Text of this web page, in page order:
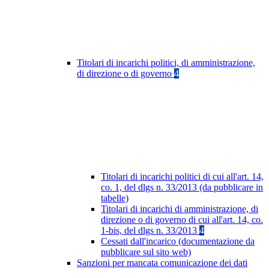
Titolari di incarichi politici, di amministrazione,
di direzione o di governo 4
Titolari di incarichi politici di cui all'art. 14,
co. 1, del dlgs n. 33/2013 (da pubblicare in
tabelle)
Titolari di incarichi di amministrazione, di
direzione o di governo di cui all'art. 14, co.
1-bis, del dlgs n. 33/2013 4
Cessati dall'incarico (documentazione da
pubblicare sul sito web)
Sanzioni per mancata comunicazione dei dati